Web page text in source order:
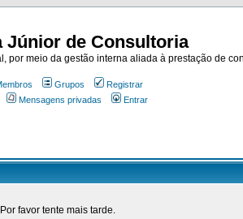
Júnior de Consultoria
meio da gestão interna aliada à prestação de
Grupos
Registrar
Mensagens privadas Entrar
favor tente mais tarde.